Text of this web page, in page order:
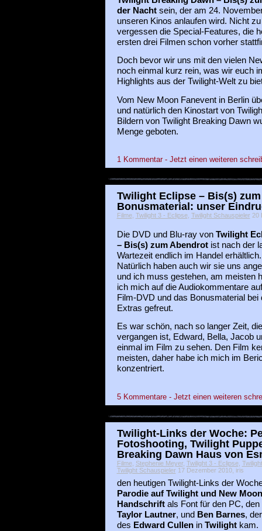
der Nachtsein, der am 24.
unseren Kinos anlaufen wird. Nicht zu
vergessen die Special-Features, die
ersten drei Filmen schon vorher
Doch bevor wir uns mit den vielen
noch einmal kurz rein, was wir euch
Highlights aus der Twilight-Welt zu
Vom New Moon Fanevent in Berlin
und natürlich den Kinostart von
Bildern von Twilight Breaking Dawn
Menge geboten.
1 Kommentar - Jetzt einen weiteren
Twilight Eclipse – Bis(s)
Bonusmaterial: unser
Filme, Twilight 3 - Eclipse, Twilight Schauspieler20
Die DVD und Blu-ray von Twilight
– Bis(s) zum Abendrotist nach der
Wartezeit endlich im Handel erhältlich.
Natürlich haben auch wir sie uns
und ich muss gestehen, am meisten
ich mich auf die Audiokommentare
Film-DVD und das Bonusmaterial bei
Extras gefreut.
Es war schön, nach so langer Zeit,
vergangen ist, Edward, Bella, Jacob
einmal im Film zu sehen. Den Film
meisten, daher habe ich mich im
konzentriert.
5 Kommentare - Jetzt einen weiteren
Twilight-Links der Woche:
Fotoshooting, Twilight
Breaking Dawn Haus von
Filme, Stephenie Meyer, Twilight 3 - Eclipse,
Twilight Schauspieler17 Dezember 2010, iris
den heutigen Twilight-Links der
Parodie auf Twilight und New Moon
Handschriftals Font für den PC,
Taylor Lautner, und Ben Barnes,
des Edward Cullenin Twilight kam.